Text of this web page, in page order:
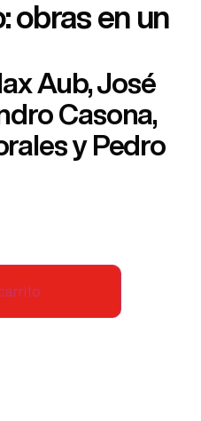
obras en un
Aub, José
Casona,
y Pedro